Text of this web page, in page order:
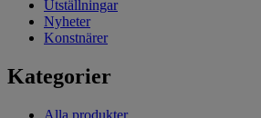
Utställningar
Nyheter
Konstnärer
Kategorier
Alla produkter